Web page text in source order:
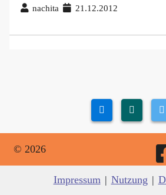
nachita 21.12.2012
© 2026
Impressum | Nutzung |